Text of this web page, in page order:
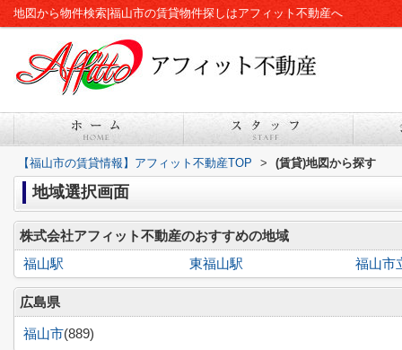
地図から物件検索|福山市の賃貸物件探しはアフィット不動産へ
【福山市の賃貸情報】アフィット不動産TOP > (賃貸)地図から探す
地域選択画面
株式会社アフィット不動産のおすすめの地域
福山駅
東福山駅 福山市
広島県
福山市(889)